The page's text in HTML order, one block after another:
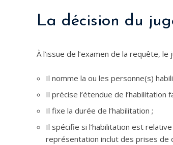
La décision du
À l’issue de l’examen de la requête,
Il nomme la ou les personne(s)
Il précise l’étendue de l’habilitation
Il fixe la durée de l’habilitation ;
Il spécifie si l’habilitation est
représentation inclut des prises de